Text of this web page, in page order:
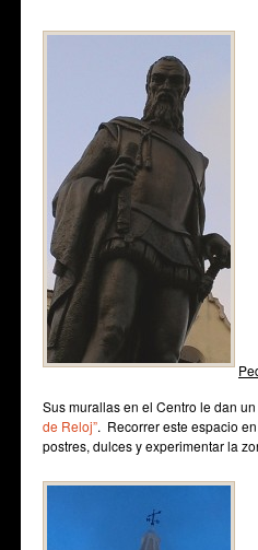
Sus murallas en el Centro le dan
de Reloj”. Recorrer este espacio
postres, dulces y experimentar la